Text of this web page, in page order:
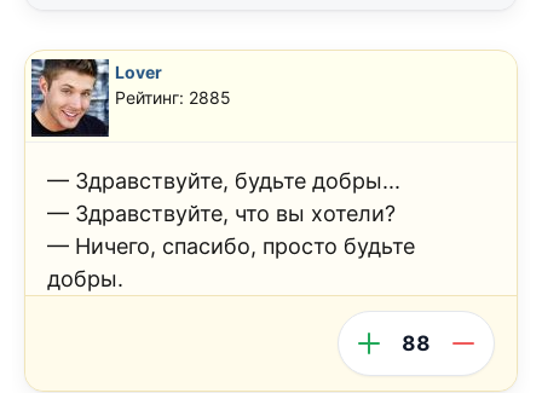
Lover
Рейтинг: 2885
— Здравствуйте, будьте добры...
— Здравствуйте, что вы хотели?
— Ничего, спасибо, просто будьте
добры.
88